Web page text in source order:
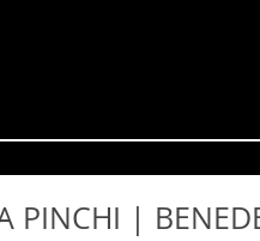
PINCHI |